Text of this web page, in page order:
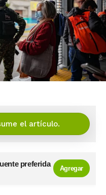
el artículo.
preferida
Agregar